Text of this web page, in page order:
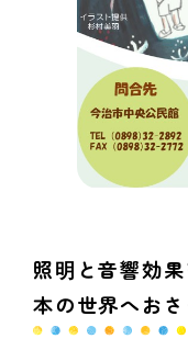
照明と音響効
本の世界へおさ